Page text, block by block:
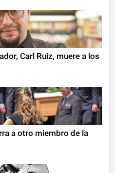
Carl Ruiz, muere a los
a otro miembro de la